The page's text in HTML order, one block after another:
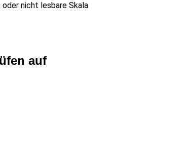
nicht lesbare Skala
auf